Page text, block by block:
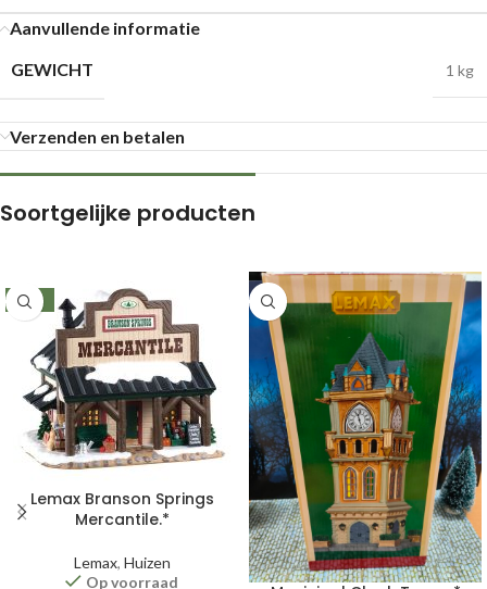
Aanvullende informatie
GEWICHT
1 kg
Verzenden en betalen
Soortgelijke producten
-21%
Lemax Branson Springs
Mercantile.*
Lemax, Huizen
Op voorraad